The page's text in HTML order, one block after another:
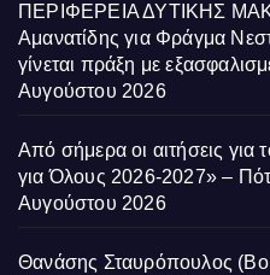
ΠΕΡΙΦΕΡΕΙΑ ΔΥΤΙΚΗΣ
Αμανατίδης για Φράγμα
γίνεται πράξη με
Αυγούστου 2026
Από σήμερα οι αιτήσεις
για Όλους 2026-2027» –
Αυγούστου 2026
Θανάσης Σταυρόπουλος